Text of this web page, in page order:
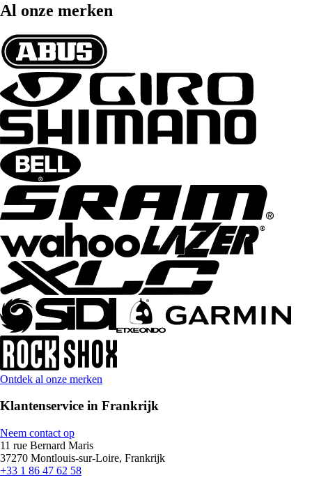
Al onze merken
Ontdek al onze merken
Klantenservice in Frankrijk
Neem contact op
11 rue Bernard Maris
37270 Montlouis-sur-Loire, Frankrijk
+33 1 86 47 62 58